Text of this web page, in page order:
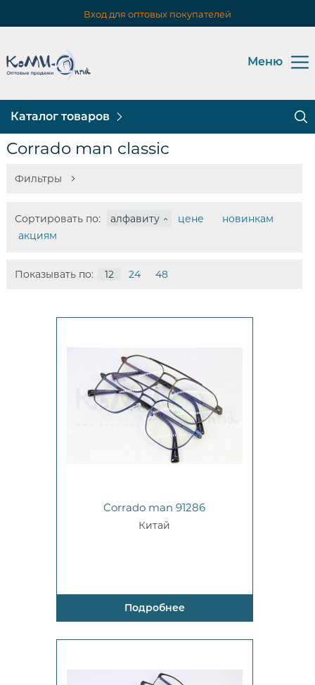
Вход для оптовых покупателей
Меню
Каталог товаров
Corrado man classic
Фильтры
Сортировать по: алфавиту цене
новинкам
акциям
Показывать по: 12 24 48
Corrado man 91286
Китай
Подробнее